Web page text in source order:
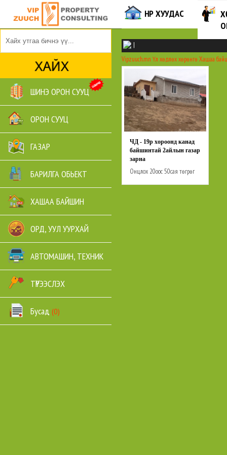
ШИНЭ ОРОН СУУЦ
ОРОН СУУЦ
ГАЗАР
БАРИЛГА ОБЬЕКТ
ХАШАА БАЙШИН
ОРД, УУЛ УУРХАЙ
АВТОМАШИН, ТЕХНИК
ТҮРЭЭСЛЭХ
Бусад (0)
НҮҮР ХУУДАС
|
Vipzuuch.mn Үл хөдлөх хөрөнгө Хашаа
ЧД - 19р хороонд канад
байшинтай 2айлын газар
зарна
Онцлох 20оос 50сая төгрөг